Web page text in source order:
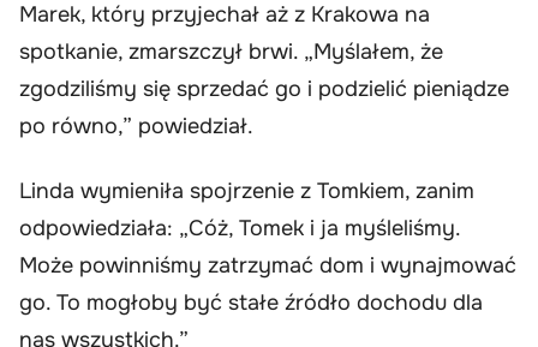
Marek, który przyjechał aż z Krakowa na
spotkanie, zmarszczył brwi. „Myślałem, że
zgodziliśmy się sprzedać go i podzielić pieniądze
po równo,” powiedział.
Linda wymieniła spojrzenie z Tomkiem, zanim
odpowiedziała: „Cóż, Tomek i ja myśleliśmy.
Może powinniśmy zatrzymać dom i wynajmować
go. To mogłoby być stałe źródło dochodu dla
nas wszystkich.”